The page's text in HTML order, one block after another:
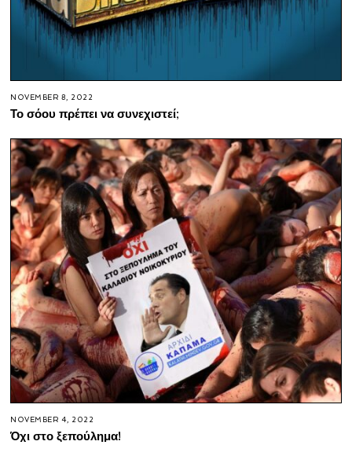
NOVEMBER 8, 2022
Το σόου πρέπει να συνεχιστεί;
NOVEMBER 4, 2022
Όχι στο ξεπούλημα!